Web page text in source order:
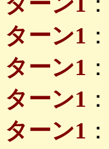
ターン1 ：
ターン1 ：
ターン1 ：
ターン1 ：